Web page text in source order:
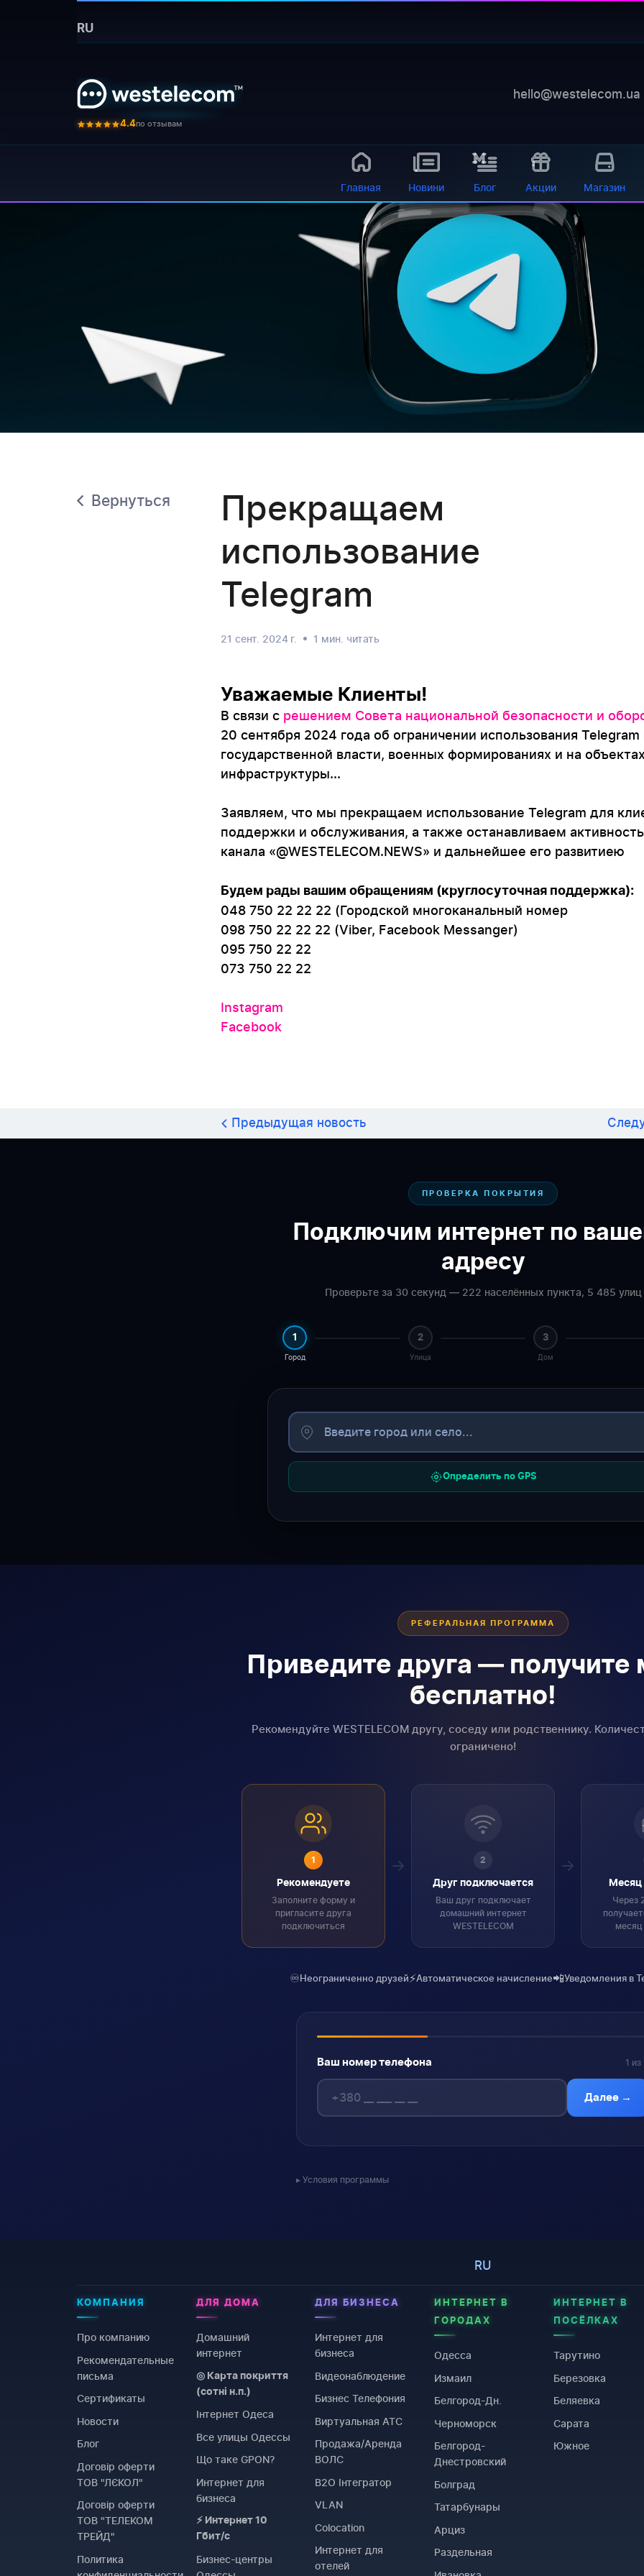
RU
4.4по отзывам
hello@westelecom.ua
Главная Новини Блог Акции Магазин
⚡ Кратко:Прекращаем использование Telegram для клиентской поддержки и
Вернуться
Прекращаем
использование
Telegram
21 сент. 2024 г. 1 мин. читать
Уважаемые Клиенты!
В связи с решением Совета национальной безопасности и
20 сентября 2024 года об ограничении использования Telegram
государственной власти, военных формированиях и на
инфраструктуры...
Заявляем, что мы прекращаем использование Telegram для
поддержки и обслуживания, а также останавливаем
канала «@WESTELECOM.NEWS» и дальнейшее его развитиею
Будем рады вашим обращениям (круглосуточная поддержка):
048 750 22 22 22 (Городской многоканальный номер
098 750 22 22 22 (Viber, Facebook Messanger)
095 750 22 22
073 750 22 22
Instagram
Facebook
Предыдущая новость
ПРОВЕРКА ПОКРЫТИЯ
Подключим интернет по
адресу
Проверьте за 30 секунд — 222 населённых пункта, 5 485 улиц
1
Город
2
Улица
3
Дом
Определить по GPS
РЕФЕРАЛЬНАЯ ПРОГРАММА
Приведите друга — получите
бесплатно!
Рекомендуйте WESTELECOM другу, соседу или родственнику.
ограничено!
1
Рекомендуете
Заполните форму и
пригласите друга
подключиться
2
Друг подключается
Ваш друг подключает
домашний интернет
WESTELECOM
Месяц
Через
месяц
♾️Неограниченно друзей⚡Автоматическое начисление📲Уведомления в
Ваш номер телефона 1 из
Далее →
Условия программы
RU
КОМПАНИЯ
Про компанию
Рекомендательные
письма
Сертификаты
Новости
Блог
Договiр оферти
ТОВ "ЛЄКОЛ"
Договiр оферти
ТОВ "ТЕЛЕКОМ
ТРЕЙД"
Политика
ДЛЯ ДОМА
Домашний
интернет
◎ Карта покриття
(сотні н.п.)
Інтернет Одеса
Все улицы Одессы
Що таке GPON?
Интернет для
бизнеса
⚡ Интернет 10
Гбит/с
Бизнес-центры
ДЛЯ БИЗНЕСА
Интернет для
бизнеса
Видеонаблюдение
Бизнес Телефония
Виртуальная АТС
Продажа/Аренда
ВОЛС
B2O Інтегратор
VLAN
Colocation
Интернет для
отелей
ИНТЕРНЕТ В
ГОРОДАХ
Одесса
Измаил
Белгород-Дн.
Черноморск
Белгород-
Днестровский
Болград
Татарбунары
Арциз
Раздельная
ИНТЕРНЕТ В
ПОСЁЛКАХ
Тарутино
Березовка
Беляевка
Сарата
Южное